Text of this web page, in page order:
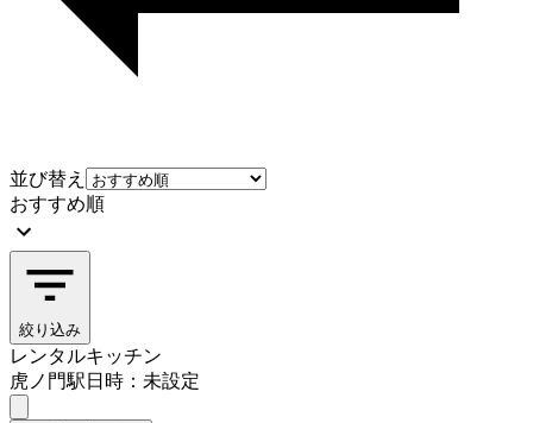
並び替え
おすすめ順
絞り込み
レンタルキッチン
虎ノ門駅日時：未設定